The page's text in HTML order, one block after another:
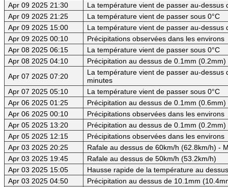
Apr 09 2025 21:30
La température vient de passer au-dessus
Apr 09 2025 21:25
La température vient de passer sous 0°C
Apr 09 2025 15:00
La température vient de passer au-dessus
Apr 09 2025 00:10
Précipitations observées dans les environs
Apr 08 2025 06:15
La température vient de passer sous 0°C
Apr 08 2025 04:10
Précipitation au dessus de 0.1mm
Apr 07 2025 07:20
La température vient de passer au-dessus
minutes
Apr 07 2025 05:10
La température vient de passer sous 0°C
Apr 06 2025 01:25
Précipitation au dessus de 0.1mm
Apr 06 2025 00:10
Précipitations observées dans les environs
Apr 05 2025 13:20
Précipitation au dessus de 0.1mm
Apr 05 2025 12:15
Précipitations observées dans les environs
Apr 03 2025 20:25
Rafale au dessus de 60km/h (62.8km/h) -
Apr 03 2025 19:45
Rafale au dessus de 50km/h (53.2km/h)
Apr 03 2025 15:05
Hausse rapide de la température au
Apr 03 2025 04:50
Précipitation au dessus de 10.1mm